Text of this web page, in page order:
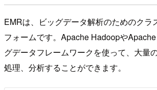
EMRは、ビッグデータ解析のためのクラ
フォームです。Apache Hadoopや
グデータフレームワークを使って、大量
処理、分析することができます。